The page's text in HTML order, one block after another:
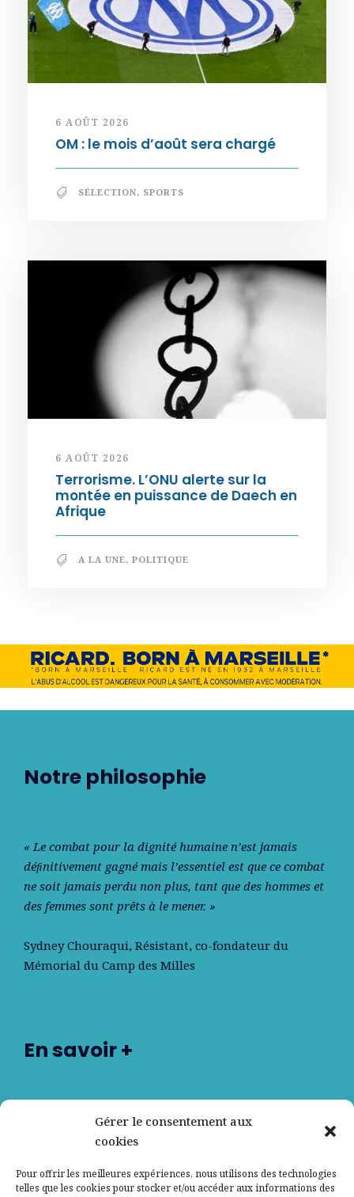
Gérer le consentement aux
cookies
Pour offrir les meilleures expériences, nous utilisons des technologies
telles que les cookies pour stocker et/ou accéder aux informations des
6 AOÛT 2026
OM : le mois d’août sera chargé
SÉLECTION, SPORTS
6 AOÛT 2026
Terrorisme. L’ONU alerte sur la
montée en puissance de Daech en
Afrique
A LA UNE, POLITIQUE
Notre philosophie
« Le combat pour la dignité humaine n’est jamais
déﬁnitivement gagné mais l’essentiel est que ce combat
ne soit jamais perdu non plus, tant que des hommes et
des femmes sont prêts à le mener. »
Sydney Chouraqui, Résistant, co-fondateur du
Mémorial du Camp des Milles
En savoir +
Nos partenaires